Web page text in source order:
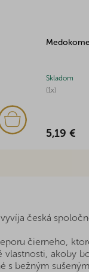
(1x)
Skladom
5,19 €
česká
čierneho,
akoby
s bežným